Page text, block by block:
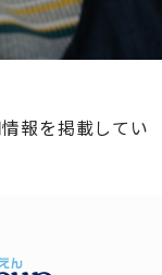
報を掲載してい